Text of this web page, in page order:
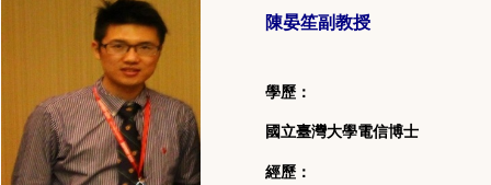
陳晏笙副教授
學歷：
國立臺灣大學電信博士
經歷：